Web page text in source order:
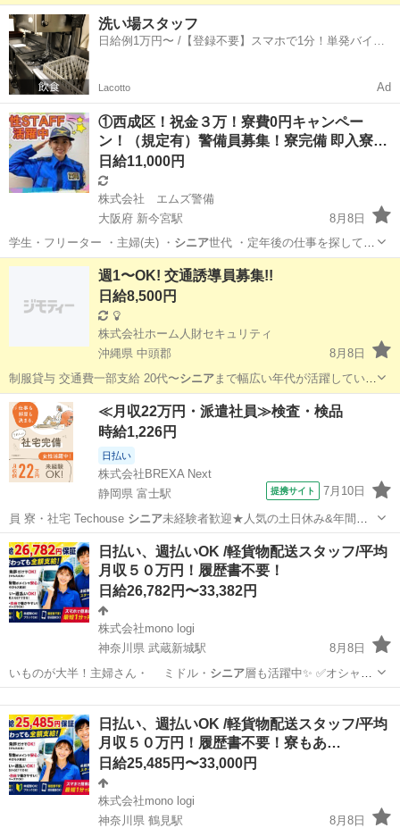
歓…
沖縄 国頭郡 古島駅
洗い場スタッフ
日給例1万円〜 /【登録不要】スマホで1分！単発バイト
Lacotto Ad
①西成区！祝金３万！寮費0円キャンペー
ン！（規定有）警備員募集！寮完備 即入寮…
日給11,000円
株式会社 エムズ警備
大阪府 新今宮駅
8月8日
学生・フリーター ・主婦(夫) ・ シニア世代 ・定年後の仕事を探してい
る方 …
大阪 大阪市 新今宮駅 警備員 西成区
週1〜OK! 交通誘導員募集!!
日給8,500円
株式会社ホーム人財セキュリティ
沖縄県 中頭郡
8月8日
制服貸与 交通費一部支給 20代〜シニアまで幅広い年代が活躍していま
す。 まず…
沖縄 中頭郡 その他 シニア
≪月収22万円・派遣社員≫検査・検品
時給1,226円
日払い
株式会社BREXA Next
静岡県 富士駅
提携サイト 7月10日
員 寮・社宅 Techouse シニア未経験者歓迎★人気の土日休み&年間休
日…
静岡 富士市 富士駅 その他
日払い、週払いOK /軽貨物配送スタッフ/平均
月収５０万円！履歴書不要！
日給26,782円〜33,382円
株式会社mono logi
神奈川県 武蔵新城駅
8月8日
いものが大半！主婦さん・ ミドル・ シニア層も活躍中✨ ✅オシャレ
自由 ✅髪…
日払い、週払いOK /軽貨物配送スタッフ/平均
月収５０万円！履歴書不要！寮もあ…
日給25,485円〜33,000円
株式会社mono logi
神奈川県 鶴見駅
8月8日